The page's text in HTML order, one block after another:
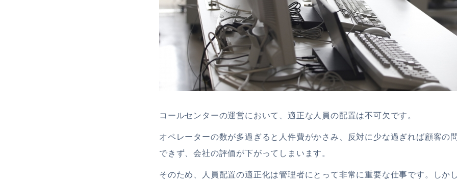
コールセンターの運営において、適正な人員の配置は不可欠です。
オペレーターの数が多過ぎると人件費がかさみ、反対に少な過ぎれば顧客の
できず、会社の評価が下がってしまいます。
そのため、人員配置の適正化は管理者にとって非常に重要な仕事です。しか